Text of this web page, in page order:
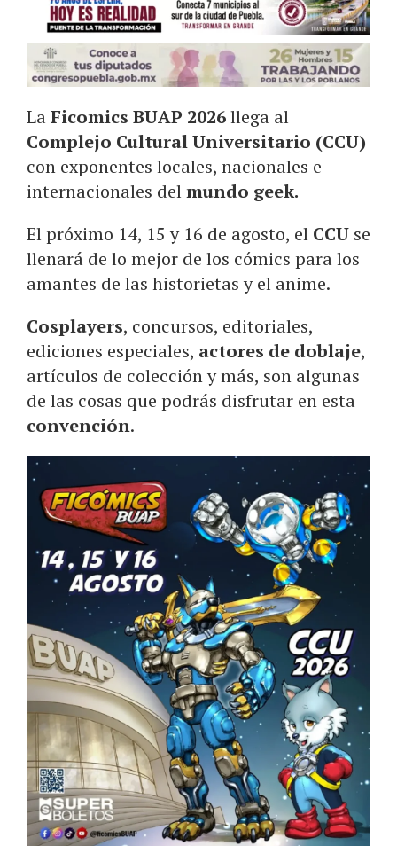
LaFicomics BUAP 2026llega al
Complejo Cultural Universitario (CCU)
con exponentes locales, nacionales e
internacionales delmundo geek.
El próximo 14, 15 y 16 de agosto, el CCU se
llenará de lo mejor de los cómics para los
amantes de las historietas y el anime.
Cosplayers, concursos, editoriales,
ediciones especiales, actores de doblaje,
artículos de colección y más, son algunas
de las cosas que podrás disfrutar en esta
convención.